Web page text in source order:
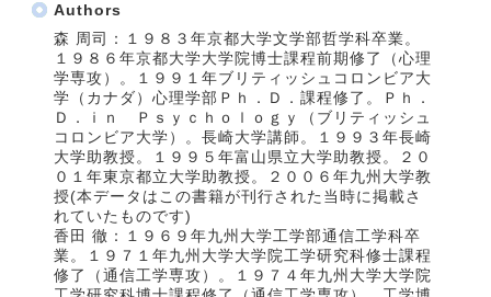
Authors
森 周司：１９８３年京都大学文学部哲学科卒業。
１９８６年京都大学大学院博士課程前期修了（心理
学専攻）。１９９１年ブリティッシュコロンビア大
学（カナダ）心理学部Ｐｈ．Ｄ．課程修了。Ｐｈ．
Ｄ．ｉｎ Ｐｓｙｃｈｏｌｏｇｙ（ブリティッシュ
コロンビア大学）。長崎大学講師。１９９３年長崎
大学助教授。１９９５年富山県立大学助教授。２０
０１年東京都立大学助教授。２００６年九州大学教
授(本データはこの書籍が刊行された当時に掲載さ
れていたものです)
香田 徹：１９６９年九州大学工学部通信工学科卒
業。１９７１年九州大学大学院工学研究科修士課程
修了（通信工学専攻）。１９７４年九州大学大学院